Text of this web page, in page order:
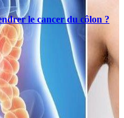
le cancer du côlon ?